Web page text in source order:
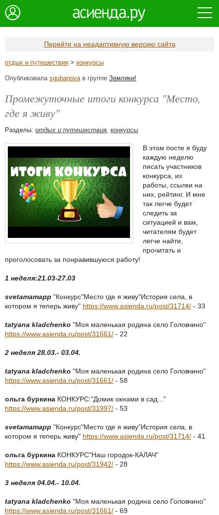
Перейти на неадаптивную версию сайта
отдых и путешествия > конкурсы
Опубликовала sgubanovaв группе Земляки!
Промежуточные итоги конкурса "Место,
где я живу"
Разделы: отдых и путешествия, конкурсы
В этом посте я буду
каждую неделю
писать участников
конкурса, их
работы, ссылки на
них, рейтинг. И мне
так легче будет
следить за
ситуацией и вам,
читателям будет
легче найти,
прочитать и
проголосовать за понравившуюся работу!
1 неделя:21.03-27.03
svetamamapp "Конкурс"Место где я живу"История села, в
котором я теперь живу" https://www.asienda.ru/post/31714/ - 33
tatyana kladchenko "Моя маленькая родина село Головчино"
https://www.asienda.ru/post/31661/ - 22
2 неделя 28.03.- 03.04.
tatyana kladchenko "Моя маленькая родина село Головчино"
https://www.asienda.ru/post/31661/ - 58
ольга буркина КОНКУРС:"Домик окнами в сад..."
https://www.asienda.ru/post/31997/ - 53
svetamamapp "Конкурс"Место где я живу"История села, в
котором я теперь живу" https://www.asienda.ru/post/31714/ - 41
ольга буркина КОНКУРС"Наш городок-КАЛАЧ"
https://www.asienda.ru/post/31942/ - 28
3 неделя 04.04.- 10.04.
tatyana kladchenko "Моя маленькая родина село Головчино"
https://www.asienda.ru/post/31661/ - 69